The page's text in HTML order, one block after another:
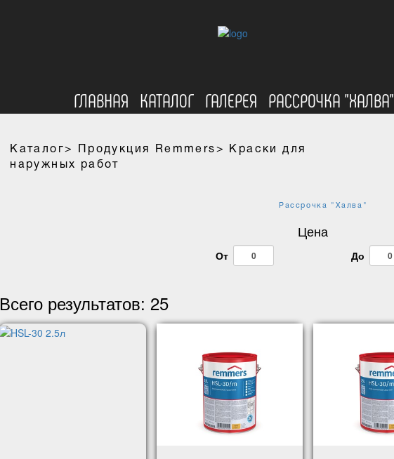
ГЛАВНАЯ КАТАЛОГ ГАЛЕРЕЯ РАССРОЧКА "ХАЛВА"
Каталог> Продукция Remmers>
Краски для
наружных работ
Рассрочка "Халва"
Цена
От До
Всего результатов:25